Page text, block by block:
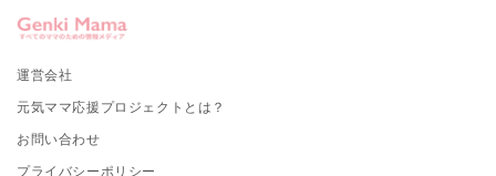
運営会社
元気ママ応援プロジェクトとは？
お問い合わせ
プライバシーポリシー